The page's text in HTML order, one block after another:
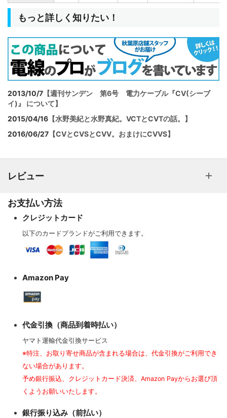
もっと詳しく知りたい！
2013/10/7 【週刊サンデン 第6号 電力ケーブル『CV(シーブ
イ)』 について】
2015/04/16 【水野美紀と水野真紀。VCTとCVTの話。】
2016/06/27 【CVとCVSとCVV。おまけにCVVS】
レビュー
お支払い方法
クレジットカード
以下のカードブランドがご利用できます。
Amazon Pay
代金引換（商品到着時払い）
ヤマト運輸代金引換サービス
※特注、お取り寄せ商品が含まれる場合は、代金引換がご利用でき
ない場合があります。
予め銀行振込、クレジットカード決済、Amazon Payからお選び頂
くようお願いいたします。
銀行振り込み（前払い）